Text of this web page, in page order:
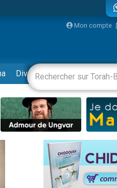
insalubre
Mon compte
Divertissements Livres